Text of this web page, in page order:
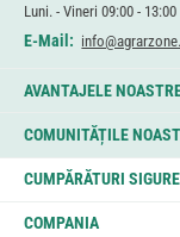
Luni. - Vineri 09:00 - 13:00
E-Mail:
AVANTAJELE
COMUNITĂȚILE
CUMPĂRĂTURI SIGURE
COMPANIA